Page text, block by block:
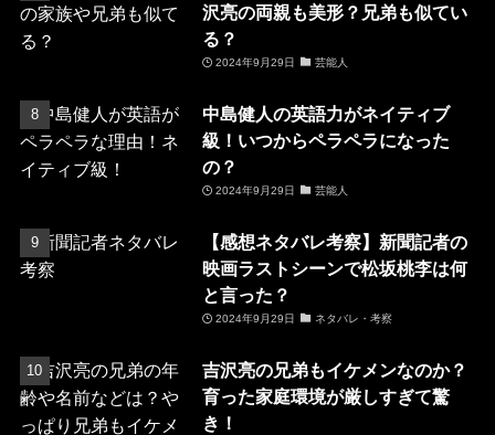
沢亮の両親も美形？兄弟も似てい
る？
2024年9月29日 芸能人
中島健人の英語力がネイティブ
級！いつからペラペラになった
の？
2024年9月29日 芸能人
【感想ネタバレ考察】新聞記者の
映画ラストシーンで松坂桃李は何
と言った？
2024年9月29日 ネタバレ・考察
吉沢亮の兄弟もイケメンなのか？
育った家庭環境が厳しすぎて驚
き！